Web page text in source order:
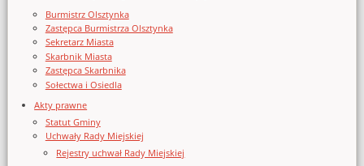
Burmistrz Olsztynka
Zastępca Burmistrza Olsztynka
Sekretarz Miasta
Skarbnik Miasta
Zastępca Skarbnika
Sołectwa i Osiedla
Akty prawne
Statut Gminy
Uchwały Rady Miejskiej
Rejestry uchwał Rady Miejskiej